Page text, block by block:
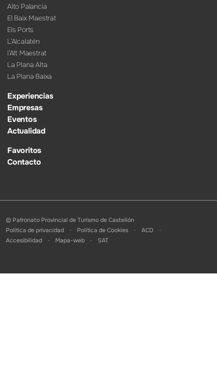
Alto Palancia
El Baix Maestrat
Els Ports
L’Alcalatén
l’Alt Maestrat
La Plana Alta
La Plana Baixa
Experiencias
Empresas
Eventos
Actualidad
Favoritos
Contacto
© Patronato Provincial de Turismo de Castellón
Política de privacidad
Política de Cookies
ACD
Accesibilidad
Mapa-web SAT